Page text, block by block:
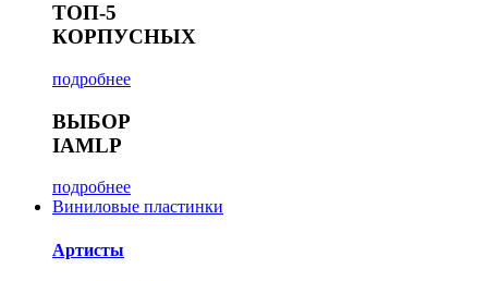
ТОП-5
КОРПУСНЫХ
подробнее
ВЫБОР
IAMLP
подробнее
Виниловые пластинки
Артисты